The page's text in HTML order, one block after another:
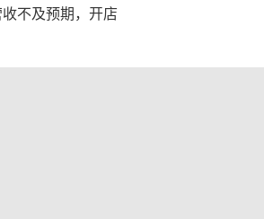
宏观经济环境等因素影响，
服饰品牌陷入业绩瓶颈，但
不及预期，开店